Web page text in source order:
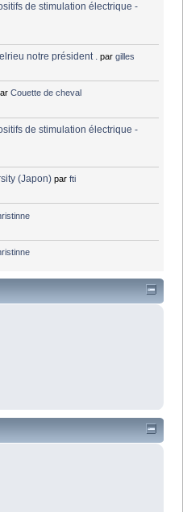
de stimulation électrique -
notre président . pargilles
Couette de cheval
de stimulation électrique -
(Japon) parfti